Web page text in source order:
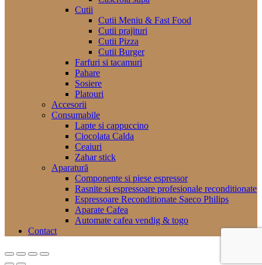
Cutii
Cutii Meniu & Fast Food
Cutii prajituri
Cutii Pizza
Cutii Burger
Farfuri si tacamuri
Pahare
Sosiere
Platouri
Accesorii
Consumabile
Lapte si cappuccino
Ciocolata Calda
Ceaiuri
Zahar stick
Aparatură
Componente si piese espressor
Rasnite si espressoare profesionale reconditionate
Espressoare Reconditionate Saeco Philips
Aparate Cafea
Automate cafea vendig & togo
Contact